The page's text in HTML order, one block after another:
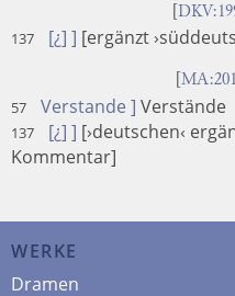
137 [¿] ] [ergänzt
57 Verstande ] Verstände
137 [¿] ] [›deutschen‹
Kommentar]
WERKE
Dramen